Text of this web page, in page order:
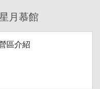
月慕館
區介紹